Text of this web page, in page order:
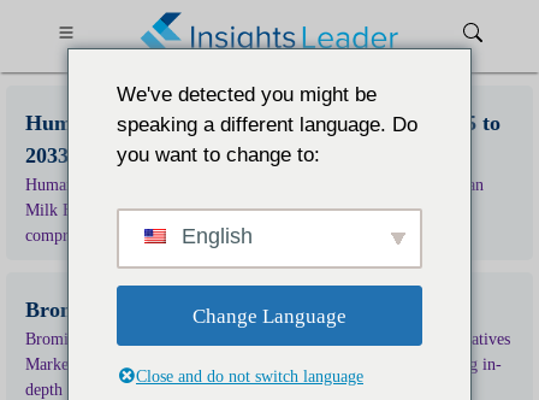
Human Milk Fortifier Powder Market Size 2025 to
2033
Human Milk Fortifier Powder Market Report Outlook This Human
Milk Fortifier Powder Market research report provides a
comprehensive analysis offering...
Bromine Derivatives Market Size 2025 to 2033
Bromine Derivatives Market Report Outlook This Bromine Derivatives
Market research report provides a comprehensive analysis offering in-
depth insights into current...
We've detected you might be
speaking a different language. Do
you want to change to:
English
Change Language
Close and do not switch language